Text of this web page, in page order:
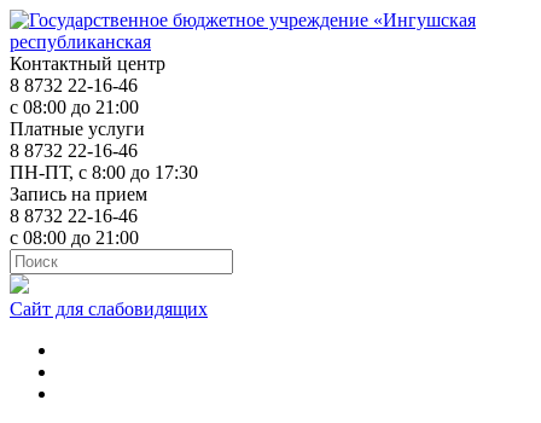
Контактный центр
8 8732 22-16-46
с 08:00 до 21:00
Платные услуги
8 8732 22-16-46
ПН-ПТ, с 8:00 до 17:30
Запись на прием
8 8732 22-16-46
с 08:00 до 21:00
Сайт для слабовидящих